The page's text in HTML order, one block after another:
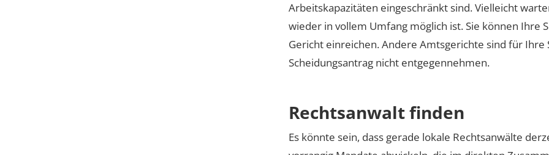
Arbeitskapazitäten eingeschränkt sind. Vielleicht
wieder in vollem Umfang möglich ist. Sie können Ihre
Gericht einreichen. Andere Amtsgerichte sind für
Scheidungsantrag nicht entgegennehmen.
Rechtsanwalt finden
Es könnte sein, dass gerade lokale Rechtsanwälte